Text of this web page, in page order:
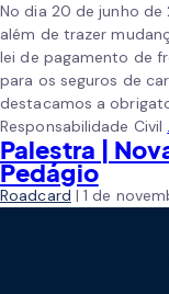
No dia 20 de junho de
além de trazer
lei de pagamento de
para os seguros de
destacamos a
Responsabilidade Civil
Palestra |
Pedágio
Roadcard |1 de